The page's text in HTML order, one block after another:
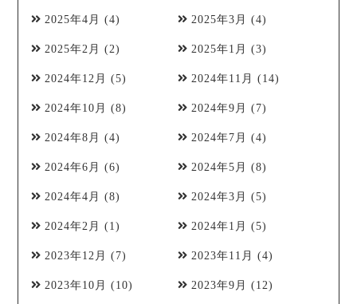
2025年4月 (4) 2025年3月 (4)
2025年2月 (2) 2025年1月 (3)
2024年12月 (5) 2024年11月 (14)
2024年10月 (8) 2024年9月 (7)
2024年8月 (4) 2024年7月 (4)
2024年6月 (6) 2024年5月 (8)
2024年4月 (8) 2024年3月 (5)
2024年2月 (1) 2024年1月 (5)
2023年12月 (7) 2023年11月 (4)
2023年10月 (10) 2023年9月 (12)